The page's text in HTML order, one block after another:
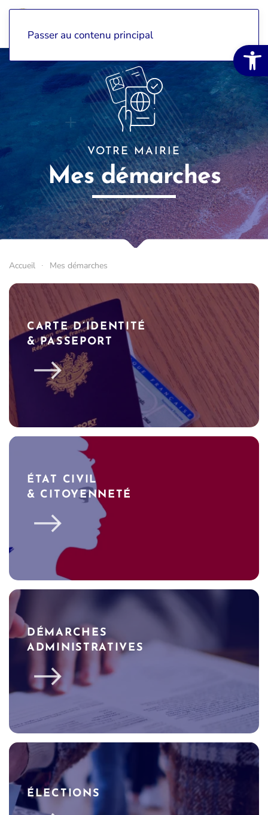
Ouvrir
Passer au contenu principal
VOTRE MAIRIE
Mes démarches
Accueil Mes démarches
CARTE D’IDENTITÉ
& PASSEPORT
ÉTAT CIVIL
& CITOYENNETÉ
DÉMARCHES
ADMINISTRATIVES
ÉLECTIONS